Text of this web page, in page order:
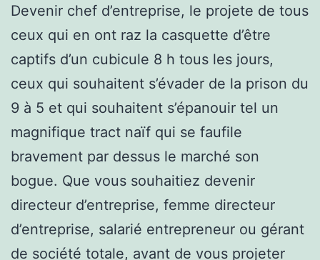
Devenir chef d’entreprise, le projete de tous
ceux qui en ont raz la casquette d’être
captifs d’un cubicule 8 h tous les jours,
ceux qui souhaitent s’évader de la prison du
9 à 5 et qui souhaitent s’épanouir tel un
magnifique tract naïf qui se faufile
bravement par dessus le marché son
bogue. Que vous souhaitiez devenir
directeur d’entreprise, femme directeur
d’entreprise, salarié entrepreneur ou gérant
de société totale, avant de vous projeter